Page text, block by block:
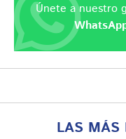
Únete a nuestro
LAS MÁS